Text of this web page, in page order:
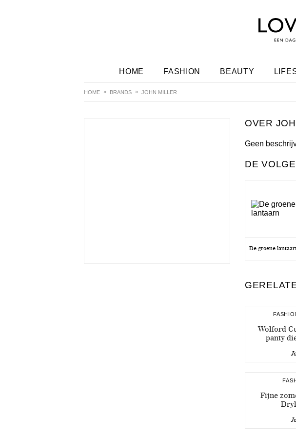
HOME FASHION BEAUTY
HOME BRANDS JOHN MILLER
Geen
DE
De groene
Wolford
panty
Fijne